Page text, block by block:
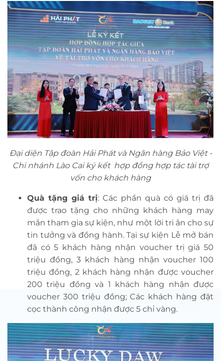
Đại diện Tập đoàn Hải Phát và Ngân hàng Bảo Việt -
Chi nhánh Lào Cai ký kết hợp đồng hợp tác tài trợ
vốn cho khách hàng
Quà tặng giá trị: Các phần quà có giá trị đã
được trao tặng cho những khách hàng may
mắn tham gia sự kiện, như một lời tri ân cho sự
tin tưởng và đồng hành. Tại sự kiện Lễ mở bán
đã có 5 khách hàng nhận voucher trị giá 50
triệu đồng, 3 khách hàng nhận voucher 100
triệu đồng, 2 khách hàng nhận được voucher
200 triệu đồng và 1 khách hàng nhận được
voucher 300 triệu đồng; Các khách hàng đặt
cọc thành công nhận được 5 chỉ vàng.